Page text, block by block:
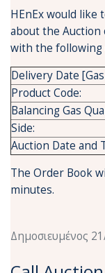
HEnEx would
about the Auction
with the following
Delivery Date
Product Code:
Balancing Gas
Side:
Auction Date and
The Order Book
minutes.
Δημοσιευμένος